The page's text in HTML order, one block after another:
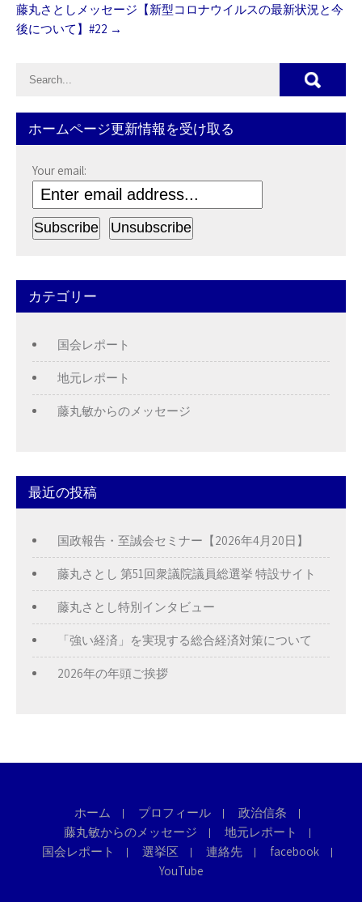
藤丸さとしメッセージ【新型コロナウイルスの最新状況と今
後について】#22 →
ホームページ更新情報を受け取る
Your email:
カテゴリー
国会レポート
地元レポート
藤丸敏からのメッセージ
最近の投稿
国政報告・至誠会セミナー【2026年4月20日】
藤丸さとし 第51回衆議院議員総選挙 特設サイト
藤丸さとし特別インタビュー
「強い経済」を実現する総合経済対策について
2026年の年頭ご挨拶
ホーム プロフィール
政治信条
藤丸敏からのメッセージ
地元レポート
国会レポート
選挙区 連絡先
facebook
YouTube